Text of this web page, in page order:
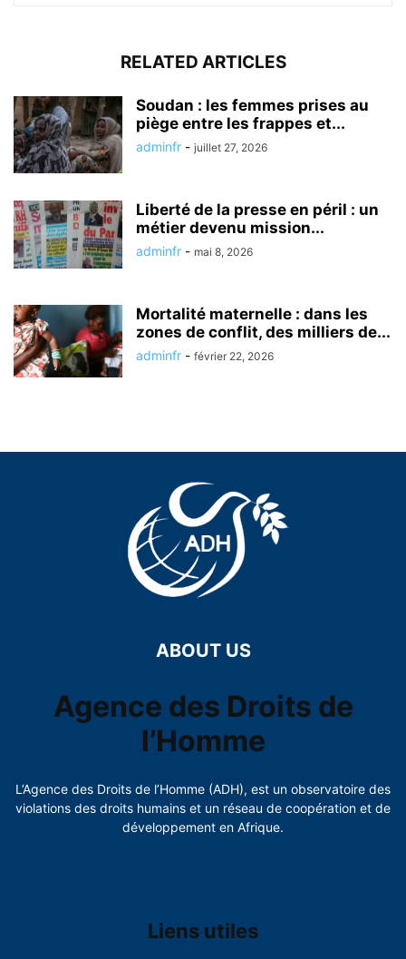
RELATED ARTICLES
Soudan : les femmes prises au
piège entre les frappes et...
adminfr - juillet 27, 2026
Liberté de la presse en péril : un
métier devenu mission...
adminfr - mai 8, 2026
Mortalité maternelle : dans les
zones de conflit, des milliers de...
adminfr - février 22, 2026
ABOUT US
Agence des Droits de
l’Homme
L’Agence des Droits de l’Homme (ADH), est un observatoire des
violations des droits humains et un réseau de coopération et de
développement en Afrique.
Liens utiles